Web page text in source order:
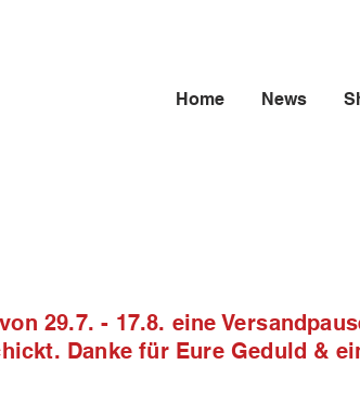
Home News
29.7. - 17.8. eine
Danke für Eure Geduld &